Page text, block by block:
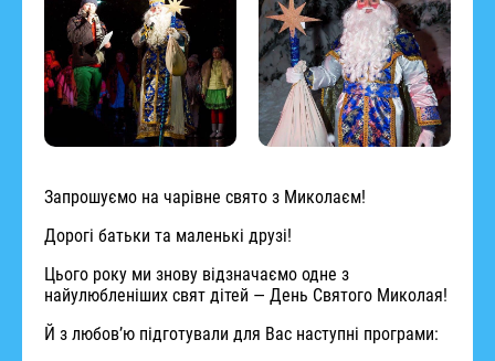
Запрошуємо на чарівне свято з Миколаєм!
Дорогі батьки та маленькі друзі!
Цього року ми знову відзначаємо одне з
найулюбленіших свят дітей — День Святого Миколая!
Й з любовʼю підготували для Вас наступні програми: